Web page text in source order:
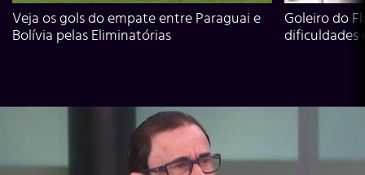
Veja os gols do empate entre Paraguai e
Bolívia pelas Eliminatórias
Goleiro do
dificuldades